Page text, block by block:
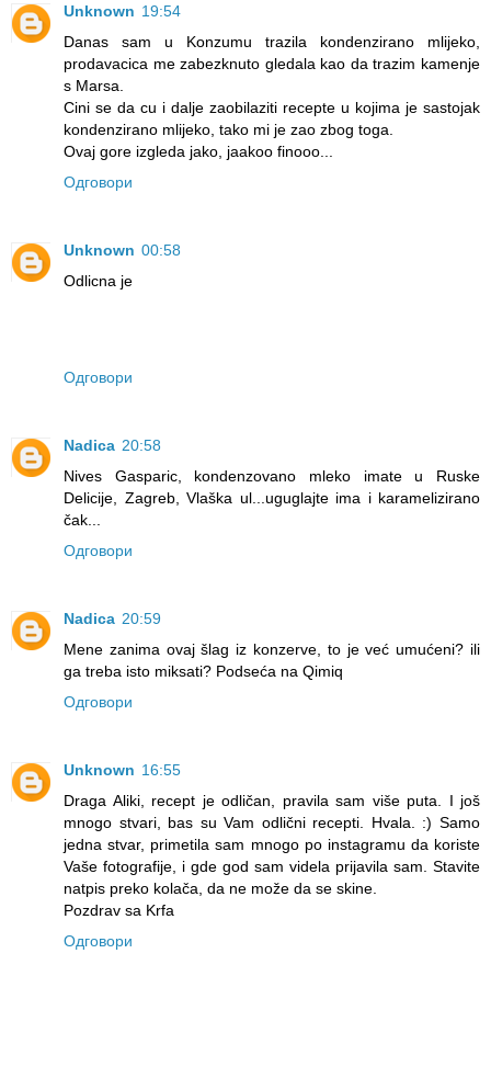
Unknown 19:54
Danas sam u Konzumu trazila kondenzirano mlijeko,
prodavacica me zabezknuto gledala kao da trazim kamenje
s Marsa.
Cini se da cu i dalje zaobilaziti recepte u kojima je sastojak
kondenzirano mlijeko, tako mi je zao zbog toga.
Ovaj gore izgleda jako, jaakoo finooo...
Одговори
Unknown 00:58
Odlicna je
Одговори
Nadica 20:58
Nives Gasparic, kondenzovano mleko imate u Ruske
Delicije, Zagreb, Vlaška ul...uguglajte ima i karamelizirano
čak...
Одговори
Nadica 20:59
Mene zanima ovaj šlag iz konzerve, to je već umućeni? ili
ga treba isto miksati? Podseća na Qimiq
Одговори
Unknown 16:55
Draga Aliki, recept je odličan, pravila sam više puta. I još
mnogo stvari, bas su Vam odlični recepti. Hvala. :) Samo
jedna stvar, primetila sam mnogo po instagramu da koriste
Vaše fotografije, i gde god sam videla prijavila sam. Stavite
natpis preko kolača, da ne može da se skine.
Pozdrav sa Krfa
Одговори